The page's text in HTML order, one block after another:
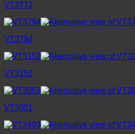
VT3772
VT3794
VT3152
VT3051